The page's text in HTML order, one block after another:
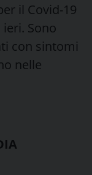
il Covid-19
Sono
con sintomi
nelle